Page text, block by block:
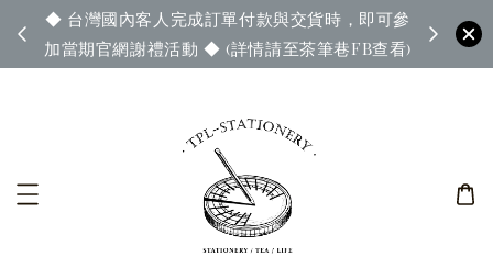
◆ 台灣國內客人完成訂單付款與交貨時，即可參
加當期官網謝禮活動 ◆ (詳情請至茶筆巷FB查看)
◆ 官